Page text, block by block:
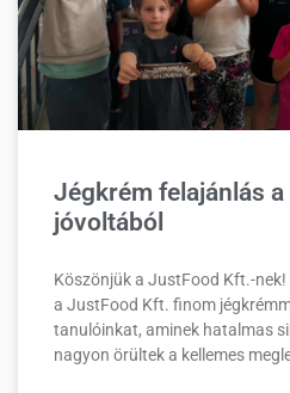
Jégkrém felajánlás
jóvoltából
Köszönjük a JustFood Kft.-
a JustFood Kft. finom
tanulóinkat, aminek hatalmas
nagyon örültek a kellemes